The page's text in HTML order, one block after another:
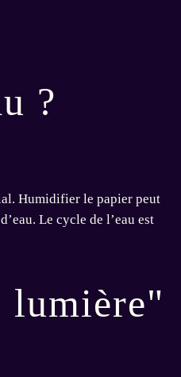
?
Humidifier le papier peut
Le cycle de l’eau est
lumière"